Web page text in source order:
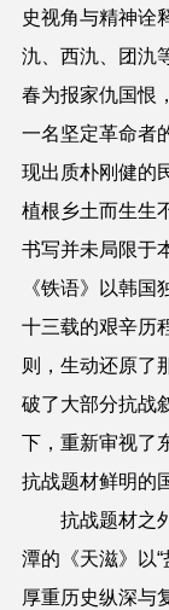
史视角与精神诠
氿、西氿、团氿
春为报家仇国恨
一名坚定革命者
现出质朴刚健的
植根乡土而生生
书写并未局限于
《铁语》以韩
十三载的艰辛历
则，生动还原了
破了大部分抗战
下，重新审视了
抗战题材鲜明的
抗战题材之外
潭的《天滋》以
厚重历史纵深与